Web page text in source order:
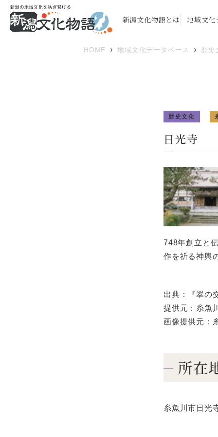
新潟文化物語とは 地域文化
HOME 地域文化データベース 歴史
歴史文化
日光寺
748年創立と
作を祈る神輿
出典：『翠の
提供元：糸魚
画像提供元：
所在
糸魚川市日光